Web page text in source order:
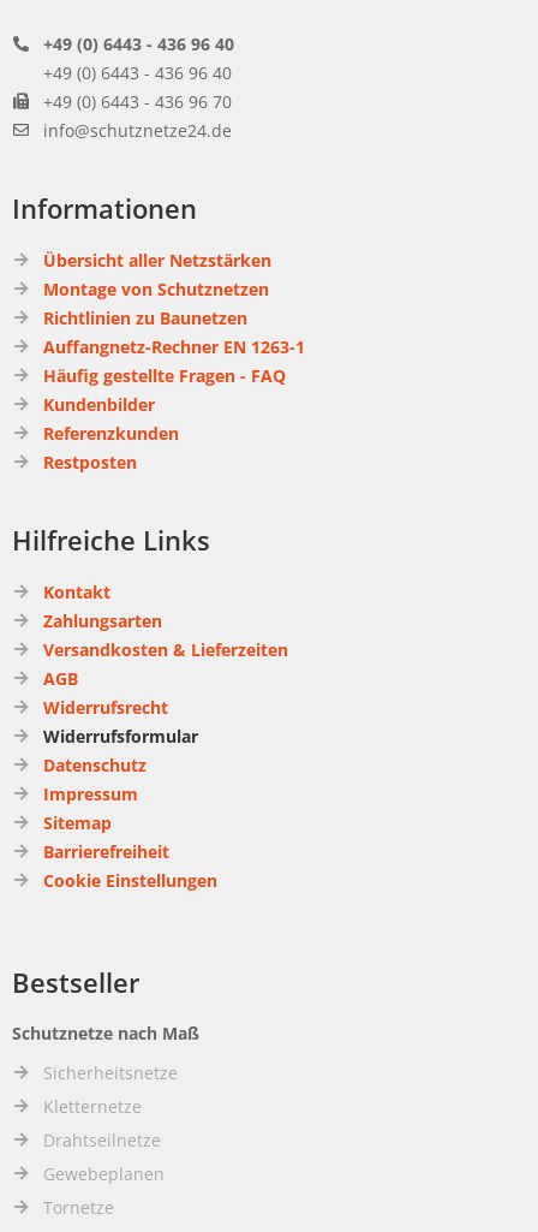
+49 (0) 6443 - 436 96 40
+49 (0) 6443 - 436 96 40
+49 (0) 6443 - 436 96 70
info@schutznetze24.de
Informationen
Übersicht aller Netzstärken
Montage von Schutznetzen
Richtlinien zu Baunetzen
Auffangnetz-Rechner EN 1263-1
Häufig gestellte Fragen - FAQ
Kundenbilder
Referenzkunden
Restposten
Hilfreiche Links
Kontakt
Zahlungsarten
Versandkosten & Lieferzeiten
AGB
Widerrufsrecht
Widerrufsformular
Datenschutz
Impressum
Sitemap
Barrierefreiheit
Cookie Einstellungen
Bestseller
Schutznetze nach Maß
Sicherheitsnetze
Kletternetze
Drahtseilnetze
Gewebeplanen
Tornetze